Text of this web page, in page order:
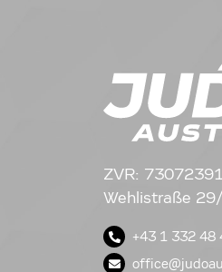
ZVR: 73072391
Wehlistraße
+43 1 332 48